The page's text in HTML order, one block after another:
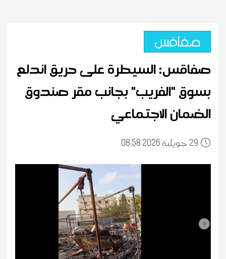
صفاقس
صفاقس: السيطرة على حريق اندلع
بسوق "الفريب" بجانب مقر صندوق
الضمان الاجتماعي
29 08:58 2026 جويلية